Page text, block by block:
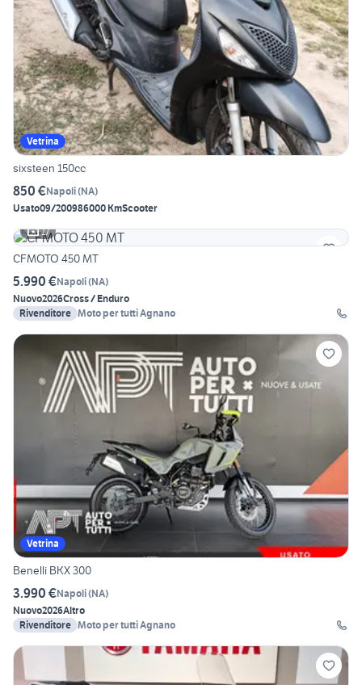
Vetrina
sixsteen 150cc
850 €Napoli(NA)
Usato09/200986000 KmScooter
17
CFMOTO 450 MT
5.990 €Napoli(NA)
Nuovo2026Cross / Enduro
Rivenditore Moto per tutti Agnano
Vetrina
Benelli BKX 300
3.990 €Napoli(NA)
Nuovo2026Altro
Rivenditore Moto per tutti Agnano